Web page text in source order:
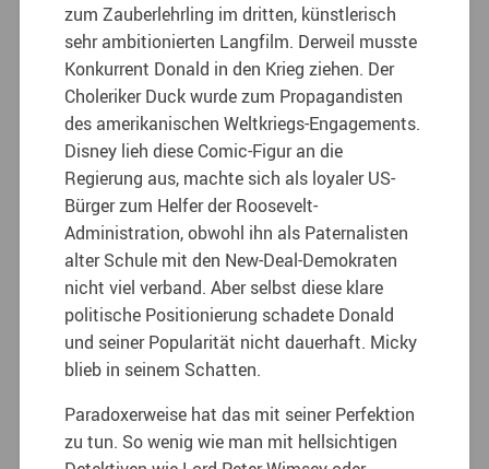
zum Zauberlehrling im dritten, künstlerisch
sehr ambitionierten Langfilm. Derweil musste
Konkurrent Donald in den Krieg ziehen. Der
Choleriker Duck wurde zum Propagandisten
des amerikanischen Weltkriegs-Engagements.
Disney lieh diese Comic-Figur an die
Regierung aus, machte sich als loyaler US-
Bürger zum Helfer der Roosevelt-
Administration, obwohl ihn als Paternalisten
alter Schule mit den New-Deal-Demokraten
nicht viel verband. Aber selbst diese klare
politische Positionierung schadete Donald
und seiner Popularität nicht dauerhaft. Micky
blieb in seinem Schatten.
Paradoxerweise hat das mit seiner Perfektion
zu tun. So wenig wie man mit hellsichtigen